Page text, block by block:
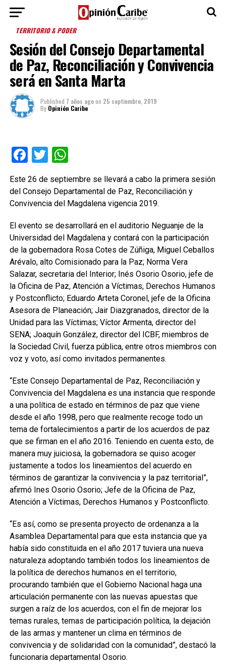
TERRITORIO & PODER
Sesión del Consejo Departamental
de Paz, Reconciliación y Convivencia
será en Santa Marta
Published 7 años agoon 25 septiembre, 2019
By Opinión Caribe
Facebook
TwitterWhatsApp
Este 26 de septiembre se llevará a cabo la primera sesión
del Consejo Departamental de Paz, Reconciliación y
Convivencia del Magdalena vigencia 2019.
El evento se desarrollará en el auditorio Neguanje de la
Universidad del Magdalena y contará con la participación
de la gobernadora Rosa Cotes de Zúñiga, Miguel Ceballos
Arévalo, alto Comisionado para la Paz; Norma Vera
Salazar, secretaria del Interior; Inés Osorio Osorio, jefe de
la Oficina de Paz, Atención a Víctimas, Derechos Humanos
y Postconflicto; Eduardo Arteta Coronel, jefe de la Oficina
Asesora de Planeación; Jair Diazgranados, director de la
Unidad para las Víctimas; Víctor Armenta, director del
SENA; Joaquín González, director del ICBF, miembros de
la Sociedad Civil, fuerza pública, entre otros miembros con
voz y voto, así como invitados permanentes.
“Este Consejo Departamental de Paz, Reconciliación y
Convivencia del Magdalena es una instancia que responde
a una política de estado en términos de paz que viene
desde el año 1998, pero que realmente recoge todo un
tema de fortalecimientos a partir de los acuerdos de paz
que se firman en el año 2016. Teniendo en cuenta esto, de
manera muy juiciosa, la gobernadora se quiso acoger
justamente a todos los lineamientos del acuerdo en
términos de garantizar la convivencia y la paz territorial”,
afirmó Ines Osorio Osorio; Jefe de la Oficina de Paz,
Atención a Víctimas, Derechos Humanos y Postconflicto.
“Es así, como se presenta proyecto de ordenanza a la
Asamblea Departamental para que esta instancia que ya
había sido constituida en el año 2017 tuviera una nueva
naturaleza adoptando también todos los lineamientos de
la política de derechos humanos en el territorio,
procurando también que el Gobierno Nacional haga una
articulación permanente con las nuevas apuestas que
surgen a raíz de los acuerdos, con el fin de mejorar los
temas rurales, temas de participación política, la dejación
de las armas y mantener un clima en términos de
convivencia y de solidaridad con la comunidad”, destacó la
funcionaria departamental Osorio.